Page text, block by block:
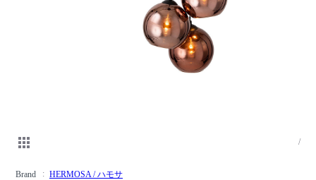
/
Brand HERMOSA / ハモサ